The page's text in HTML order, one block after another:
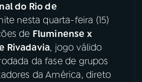
Facebook
do Rio de
nesta quarta-feira (15)
de Fluminense x
Rivadavia, jogo válido
da fase de grupos
da América, direto